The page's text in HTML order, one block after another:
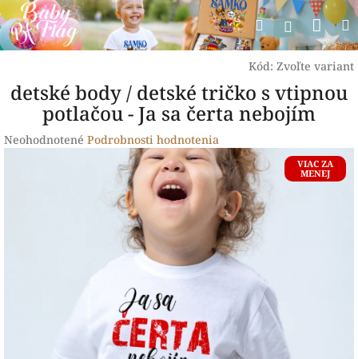
Prejsť
na
obsah
Hľadať
Kód: Zvoľte variant
detské body / detské tričko s vtipnou
potlačou - Ja sa čerta nebojím
Priemerné
Neohodnotené Podrobnosti hodnotenia
VIAC ZA
MENEJ